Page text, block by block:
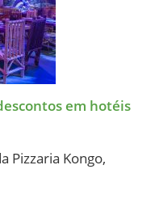
em hotéis
Pizzaria Kongo,